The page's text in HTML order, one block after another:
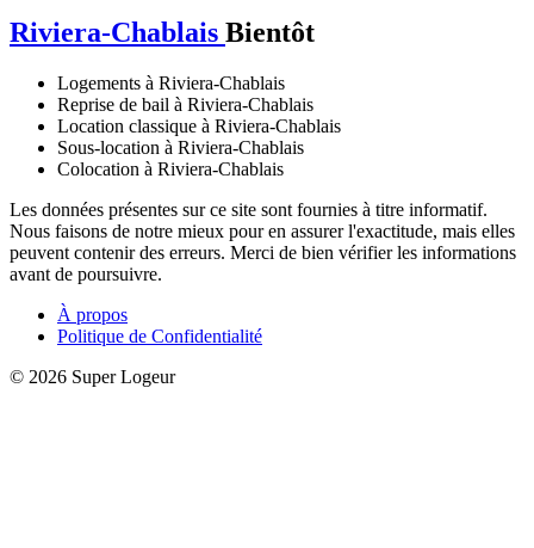
Riviera-Chablais Bientôt
Logements à Riviera-Chablais
Reprise de bail à Riviera-Chablais
Location classique à Riviera-Chablais
Sous-location à Riviera-Chablais
Colocation à Riviera-Chablais
Les données présentes sur ce site sont fournies à titre informatif.
Nous faisons de notre mieux pour en assurer l'exactitude, mais elles
peuvent contenir des erreurs. Merci de bien vérifier les informations
avant de poursuivre.
À propos
Politique de Confidentialité
© 2026 Super Logeur